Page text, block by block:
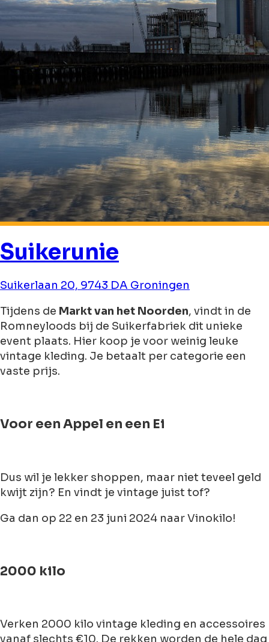
Suikerunie
Suikerlaan 20, 9743 DA Groningen
Tijdens de Markt van het Noorden, vindt in de
Romneyloods bij de Suikerfabriek dit unieke
event plaats. Hier koop je voor weinig leuke
vintage kleding. Je betaalt per categorie een
vaste prijs.
Voor een Appel en een Ei
Dus wil je lekker shoppen, maar niet teveel geld
kwijt zijn? En vindt je vintage juist tof?
Ga dan op 22 en 23 juni 2024 naar Vinokilo!
2000 kilo
Verken 2000 kilo vintage kleding en accessoires
vanaf slechts €10. De rekken worden de hele dag